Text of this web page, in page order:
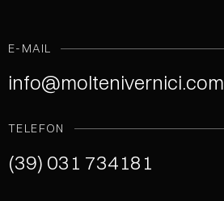
E-MAIL
info@moltenivernici.com
TELEFON
(39) 031 734181